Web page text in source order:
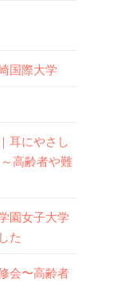
国際大学
耳にやさし
高齢者や難
園女子大学
た
会〜高齢者